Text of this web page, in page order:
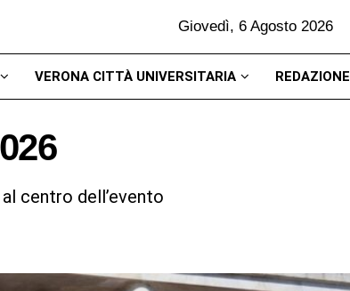
Giovedì, 6 Agosto 2026
VERONA CITTÀ UNIVERSITARIA REDAZIONE
centro dell’evento